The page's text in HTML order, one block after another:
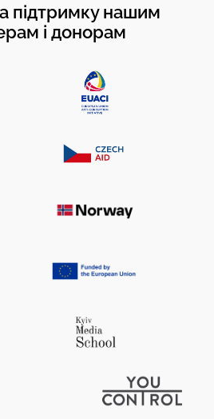
підтримку нашим
і донорам